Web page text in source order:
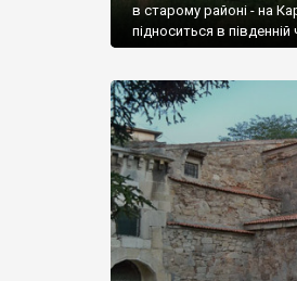
в старому районі - на
підноситься в південній